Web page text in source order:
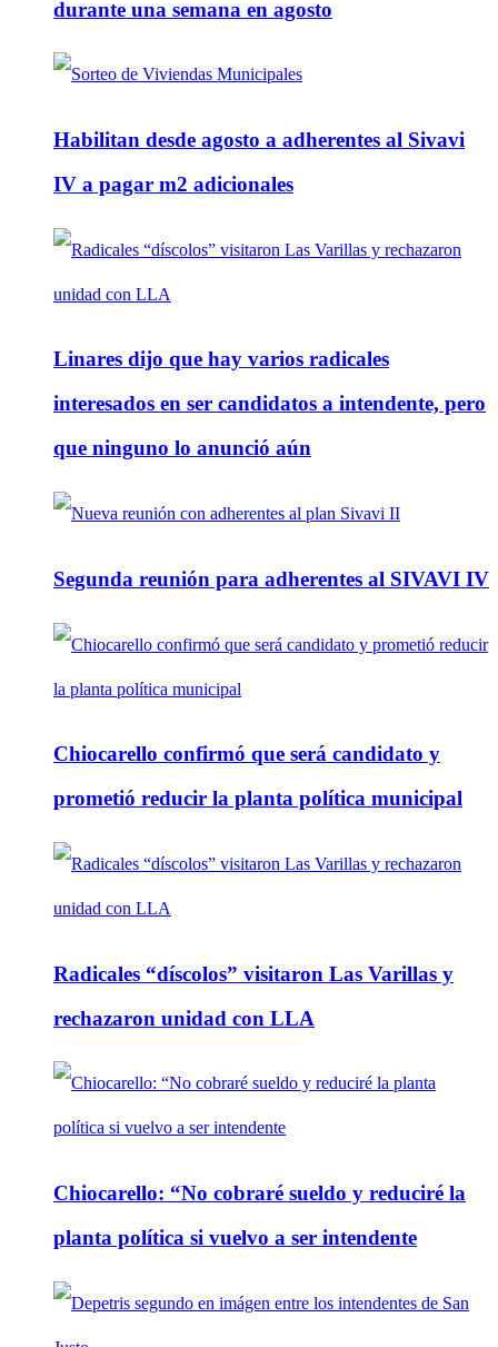
durante una semana en agosto
Habilitan desde agosto a adherentes al Sivavi
IV a pagar m2 adicionales
Linares dijo que hay varios radicales
interesados en ser candidatos a intendente, pero
que ninguno lo anunció aún
Segunda reunión para adherentes al SIVAVI IV
Chiocarello confirmó que será candidato y
prometió reducir la planta política municipal
Radicales “díscolos” visitaron Las Varillas y
rechazaron unidad con LLA
Chiocarello: “No cobraré sueldo y reduciré la
planta política si vuelvo a ser intendente